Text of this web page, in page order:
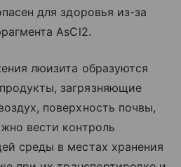
для здоровья из-за
AsCl2.
люизита образуются
загрязняющие
поверхность почвы,
вести контроль
среды в местах хранения